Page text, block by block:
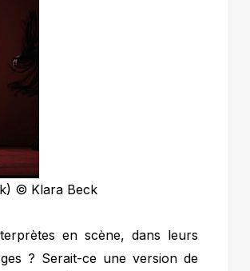
© Klara Beck
en scène, dans leurs
? Serait-ce une version de